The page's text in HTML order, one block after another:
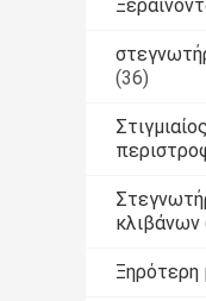
(36)
κλιβάνων
Ξηρότερη